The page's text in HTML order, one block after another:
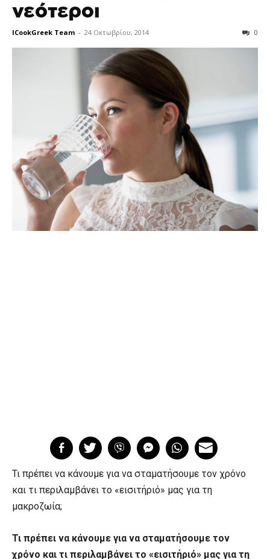
νεότεροι
ICookGreek Team - 24 Οκτωβρίου, 2014 0
Τι πρέπει να κάνουμε για να σταματήσουμε τον χρόνο
και τι περιλαμβάνει το «εισιτήριό» μας για τη
μακροζωία;
Τι πρέπει να κάνουμε για να σταματήσουμε τον
χρόνο και τι περιλαμβάνει το «εισιτήριό» μας για τη